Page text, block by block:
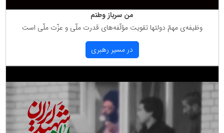
من سرباز وطنم
وظیفه‌ی مهمّ دولتها تقویت مؤلّفه‌های قدرت ملّی و عزّت ملّی است
در مسیر رهبری